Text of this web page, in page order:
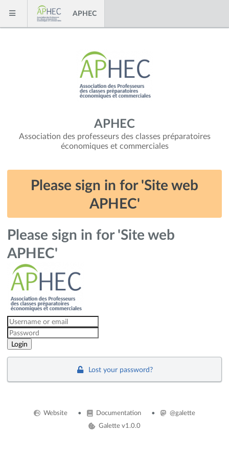
Skip to content
Menu
APHEC
APHEC
Association des professeurs des classes préparatoires
économiques et commerciales
Please sign in for 'Site web
APHEC'
Please sign in for 'Site web
APHEC'
Lost your password?
Website Documentation
@galette
Galette v1.0.0